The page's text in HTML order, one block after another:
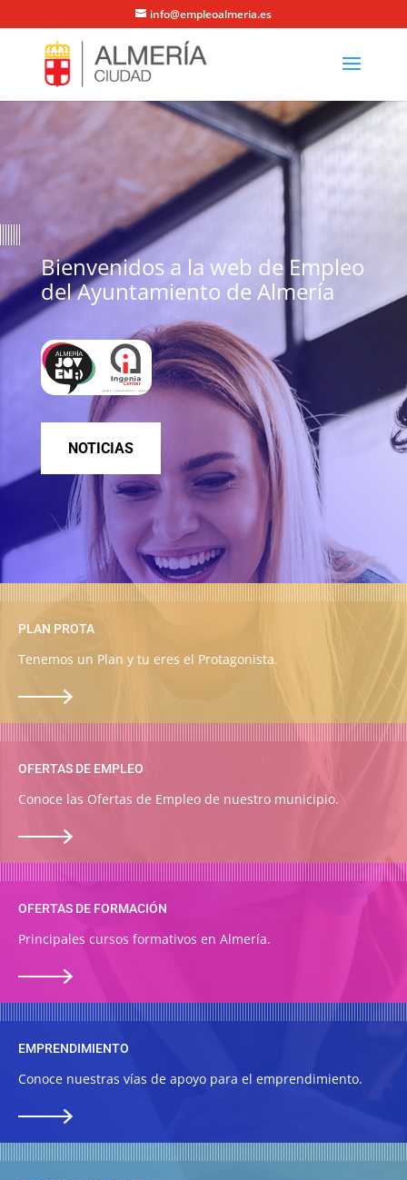
info@empleoalmeria.es
Bienvenidos a la web de Empleo
del Ayuntamiento de Almería
NOTICIAS
PLAN PROTA
Tenemos un Plan y tu eres el Protagonista.
OFERTAS DE EMPLEO
Conoce las Ofertas de Empleo de nuestro municipio.
OFERTAS DE FORMACIÓN
Principales cursos formativos en Almería.
EMPRENDIMIENTO
Conoce nuestras vías de apoyo para el emprendimiento.